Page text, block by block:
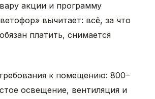
акции и программу
вычитает: всё, за что
платить, снимается
к помещению: 800–
освещение, вентиляция и